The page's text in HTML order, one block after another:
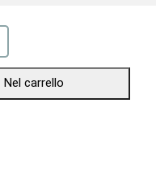
Nel carrello